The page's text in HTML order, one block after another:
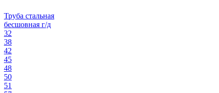
Труба стальная
бесшовная г/д
32
38
42
45
48
50
51